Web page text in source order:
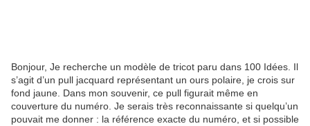
Bonjour, Je recherche un modèle de tricot paru dans 100 Idées. Il
s’agit d’un pull jacquard représentant un ours polaire, je crois sur
fond jaune. Dans mon souvenir, ce pull figurait même en
couverture du numéro. Je serais très reconnaissante si quelqu’un
pouvait me donner : la référence exacte du numéro, et si possible